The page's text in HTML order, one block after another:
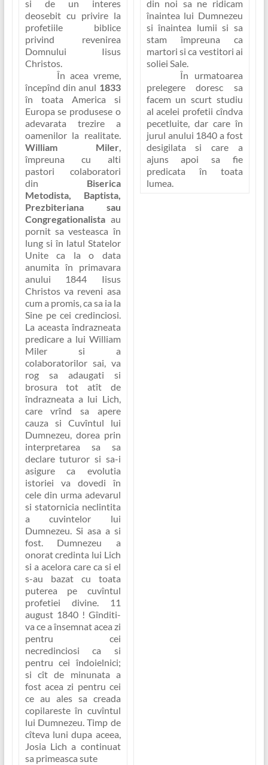
si de un interes
deosebit cu privire la
profetiile biblice
privind revenirea
Domnului Iisus
Christos.
În acea vreme,
începînd din anul 1833
în toata America si
Europa se produsese o
adevarata trezire a
oamenilor la realitate.
William Miler,
împreuna cu alti
pastori colaboratori
din Biserica
Metodista, Baptista,
Prezbiteriana sau
Congregationalistaau
pornit sa vesteasca în
lung si în latul Statelor
Unite ca la o data
anumita în primavara
anului 1844 Iisus
Christos va reveni asa
cum a promis, ca sa ia la
Sine pe cei credinciosi.
La aceasta îndrazneata
predicare a lui William
Miler si a
colaboratorilor sai, va
rog sa adaugati si
brosura tot atît de
îndrazneata a lui Lich,
care vrînd sa apere
cauza si Cuvîntul lui
Dumnezeu, dorea prin
interpretarea sa sa
declare tuturor si sa-i
asigure ca evolutia
istoriei va dovedi în
cele din urma adevarul
si statornicia neclintita
a cuvintelor lui
Dumnezeu. Si asa a si
fost. Dumnezeu a
onorat credinta lui Lich
si a acelora care ca si el
s-au bazat cu toata
puterea pe cuvîntul
profetiei divine. 11
august 1840 ! Gînditi-
va ce a însemnat acea zi
pentru cei
necredinciosi ca si
pentru cei îndoielnici;
si cît de minunata a
fost acea zi pentru cei
ce au ales sa creada
copilareste în cuvîntul
lui Dumnezeu. Timp de
cîteva luni dupa aceea,
Josia Lich a continuat
sa primeasca sute
din noi sa ne ridicam
înaintea lui Dumnezeu
si înaintea lumii si sa
stam împreuna ca
martori si ca vestitori ai
soliei Sale.
În urmatoarea
prelegere doresc sa
facem un scurt studiu
al acelei profetii cîndva
pecetluite, dar care în
jurul anului 1840 a fost
desigilata si care a
ajuns apoi sa fie
predicata în toata
lumea.